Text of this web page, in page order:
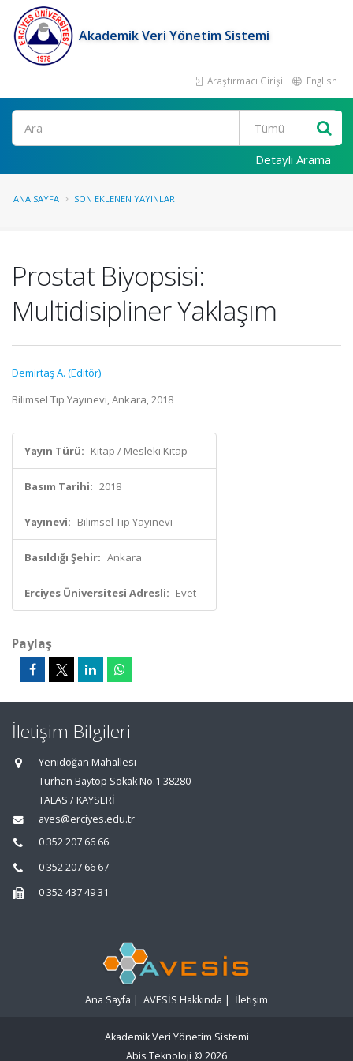
Akademik Veri Yönetim Sistemi
Araştırmacı Girişi English
Ara
Detaylı Arama
ANA SAYFA SON EKLENEN YAYINLAR
Prostat Biyopsisi:
Multidisipliner Yaklaşım
Demirtaş A. (Editör)
Bilimsel Tıp Yayınevi, Ankara, 2018
Yayın Türü: Kitap / Mesleki Kitap
Basım Tarihi: 2018
Yayınevi: Bilimsel Tıp Yayınevi
Basıldığı Şehir: Ankara
Erciyes Üniversitesi Adresli: Evet
Paylaş
İletişim Bilgileri
Yenidoğan Mahallesi
Turhan Baytop Sokak No:1 38280
TALAS / KAYSERİ
aves@erciyes.edu.tr
0 352 207 66 66
0 352 207 66 67
0 352 437 49 31
Ana Sayfa | AVESİS Hakkında | İletişim
Akademik Veri Yönetim Sistemi
Abis Teknoloji © 2026